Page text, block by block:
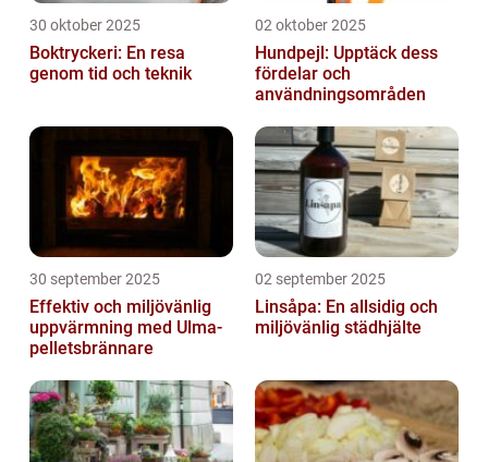
30 oktober 2025
Boktryckeri: En resa
genom tid och teknik
02 oktober 2025
Hundpejl: Upptäck dess
fördelar och
användningsområden
30 september 2025
Effektiv och miljövänlig
uppvärmning med Ulma-
pelletsbrännare
02 september 2025
Linsåpa: En allsidig och
miljövänlig städhjälte